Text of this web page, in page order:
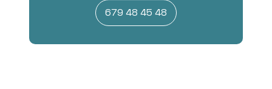
679 48 45 48